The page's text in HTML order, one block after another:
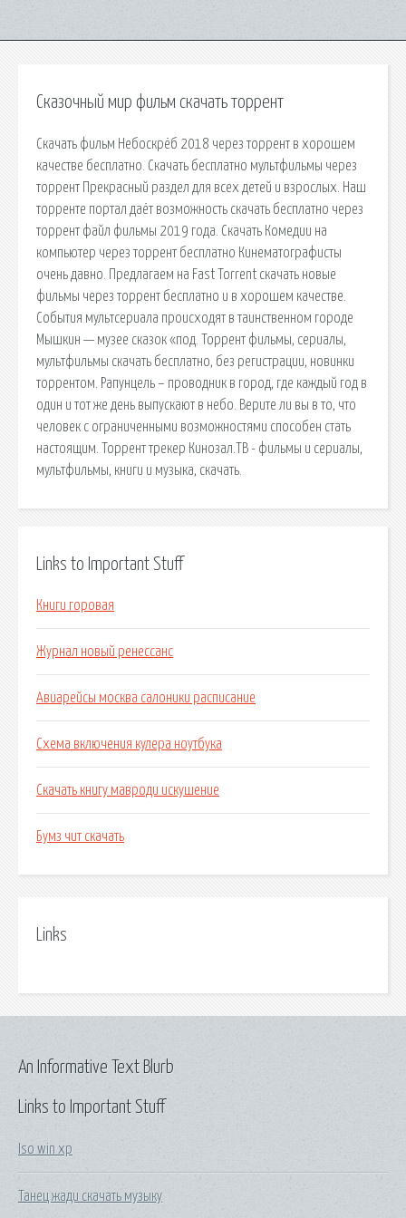
Сказочный мир фильм скачать торрент
Скачать фильм Небоскрёб 2018 через торрент в хорошем
качестве бесплатно. Скачать бесплатно мультфильмы через
торрент Прекрасный раздел для всех детей и взрослых. Наш
торренте портал даёт возможность скачать бесплатно через
торрент файл фильмы 2019 года. Скачать Комедии на
компьютер через торрент бесплатно Кинематографисты
очень давно. Предлагаем на Fast Torrent скачать новые
фильмы через торрент бесплатно и в хорошем качестве.
События мультсериала происходят в таинственном городе
Мышкин — музее сказок «под. Торрент фильмы, сериалы,
мультфильмы скачать бесплатно, без регистрации, новинки
торрентом. Рапунцель – проводник в город, где каждый год в
один и тот же день выпускают в небо. Верите ли вы в то, что
человек с ограниченными возможностями способен стать
настоящим. Торрент трекер Кинозал.ТВ - фильмы и сериалы,
мультфильмы, книги и музыка, скачать.
Links to Important Stuff
Книги горовая
Журнал новый ренессанс
Авиарейсы москва салоники расписание
Схема включения кулера ноутбука
Скачать книгу мавроди искушение
Бумз чит скачать
Links
Links to Important Stuff
Iso win xp
Танец жади скачать музыку
An Informative Text Blurb